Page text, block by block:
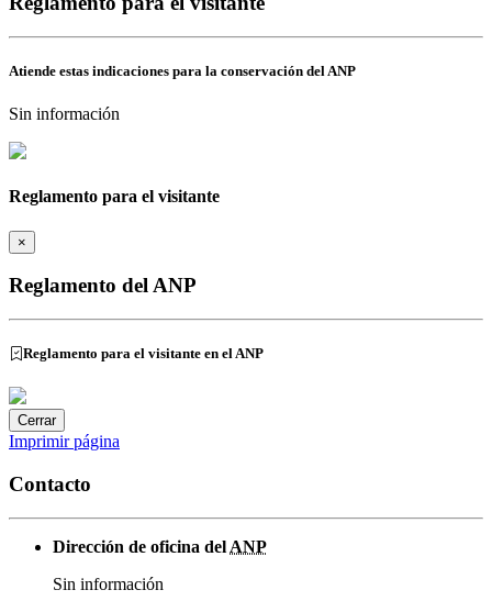
Atiende estas indicaciones para la conservación del ANP
Sin información
Reglamento para el visitante
×
Reglamento del ANP
Reglamento para el visitante en el ANP
Cerrar
Imprimir página
Contacto
Dirección de oficina del ANP
Sin información